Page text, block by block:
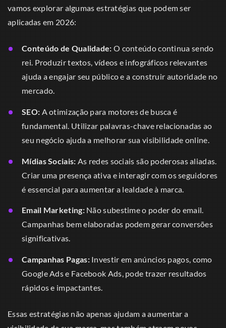
vamos explorar algumas estratégias que podem ser
aplicadas em 2026:
Conteúdo de Qualidade: O conteúdo continua sendo
rei. Produzir textos, vídeos e infográficos relevantes
ajuda a engajar seu público e a construir autoridade no
mercado.
SEO: A otimização para motores de busca é
fundamental. Utilizar palavras-chave relacionadas ao
seu negócio ajuda a melhorar sua visibilidade online.
Mídias Sociais: As redes sociais são poderosas aliadas.
Criar uma presença ativa e interagir com os seguidores
é essencial para aumentar a lealdade à marca.
Email Marketing:Não subestime o poder do email.
Campanhas bem elaboradas podem gerar conversões
significativas.
Campanhas Pagas:Investir em anúncios pagos, como
Google Ads e Facebook Ads, pode trazer resultados
rápidos e impactantes.
Essas estratégias não apenas ajudam a aumentar a